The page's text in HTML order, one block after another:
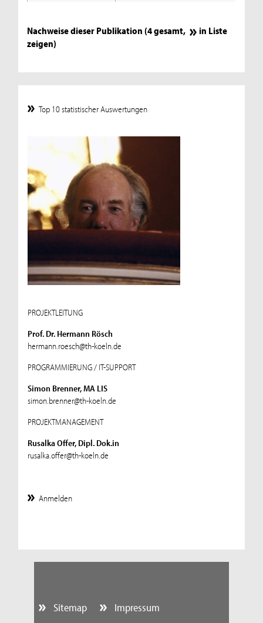
Nachweise dieser Publikation (4 gesamt,
in Liste
zeigen)
Top 10 statistischer Auswertungen
PROJEKTLEITUNG
Prof. Dr. Hermann Rösch
hermann.roesch@th-koeln.de
PROGRAMMIERUNG / IT-SUPPORT
Simon Brenner, MA LIS
simon.brenner@th-koeln.de
PROJEKTMANAGEMENT
Rusalka Offer, Dipl. Dok.in
rusalka.offer@th-koeln.de
Anmelden
Sitemap
Impressum